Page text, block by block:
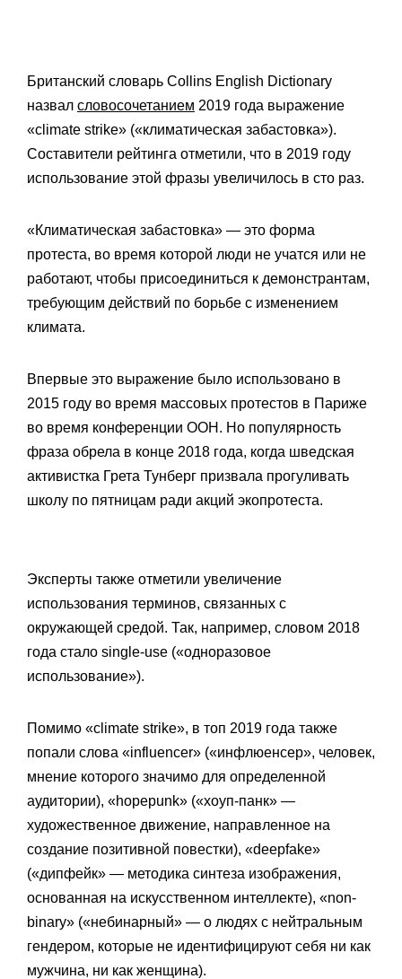
Британский словарь Collins English Dictionary
назвал словосочетанием 2019 года выражение
«climate strike» («климатическая забастовка»).
Составители рейтинга отметили, что в 2019 году
использование этой фразы увеличилось в сто раз.
«Климатическая забастовка» — это форма
протеста, во время которой люди не учатся или не
работают, чтобы присоединиться к демонстрантам,
требующим действий по борьбе с изменением
климата.
Впервые это выражение было использовано в
2015 году во время массовых протестов в Париже
во время конференции ООН. Но популярность
фраза обрела в конце 2018 года, когда шведская
активистка Грета Тунберг призвала прогуливать
школу по пятницам ради акций экопротеста.
Эксперты также отметили увеличение
использования терминов, связанных с
окружающей средой. Так, например, словом 2018
года стало single-use («одноразовое
использование»).
Помимо «climate strike», в топ 2019 года также
попали слова «influencer» («инфлюенсер», человек,
мнение которого значимо для определенной
аудитории), «hopepunk» («хоуп-панк» —
художественное движение, направленное на
создание позитивной повестки), «deepfake»
(«дипфейк» — методика синтеза изображения,
основанная на искусственном интеллекте), «non-
binary» («небинарный» — о людях с нейтральным
гендером, которые не идентифицируют себя ни как
мужчина, ни как женщина).